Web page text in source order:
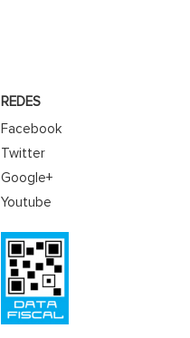
REDES
Facebook
Twitter
Google+
Youtube